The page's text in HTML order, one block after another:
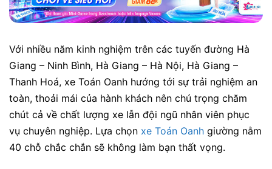
Với nhiều năm kinh nghiệm trên các tuyến đường Hà
Giang – Ninh Bình, Hà Giang – Hà Nội, Hà Giang –
Thanh Hoá, xe Toán Oanh hướng tới sự trải nghiệm an
toàn, thoải mái của hành khách nên chú trọng chăm
chút cả về chất lượng xe lẫn đội ngũ nhân viên phục
vụ chuyên nghiệp. Lựa chọn xe Toán Oanh giường nằm
40 chỗ chắc chắn sẽ không làm bạn thất vọng.